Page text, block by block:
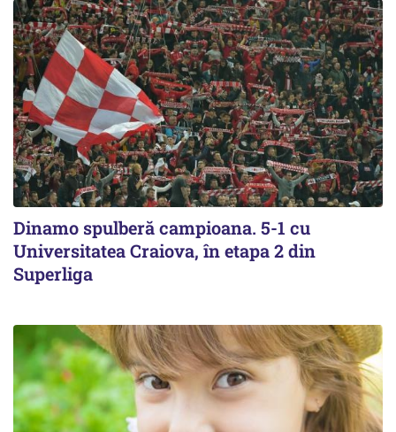
Dinamo spulberă campioana. 5-1 cu
Universitatea Craiova, în etapa 2 din
Superliga